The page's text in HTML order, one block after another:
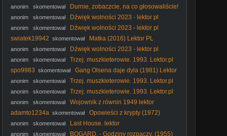
anonim skomentował
Durnie, zobaczcie, na co głosowaliście!
#Nawrocki #Batyr #protestanci #wybory2025 #polityka
anonim skomentował Dźwięk wolności 2023 - lektor pl
anonim skomentował
Dźwięk wolności 2023 - lektor pl
swiatek19942 skomentował Matka (2016) Lektor PL
anonim skomentował Dźwięk wolności 2023 - lektor pl
anonim skomentował
Trzej. muszkieterowie. 1993. Lektor.pl
spo9983 skomentował
Gang Olsena daje dyla (1981) Lektor
anonim skomentował Trzej. muszkieterowie. 1993. Lektor.pl
anonim skomentował Trzej. muszkieterowie. 1993. Lektor.pl
anonim skomentował
Wojownik z równin 1949 lektor
adamto1234a skomentował
Opowieści z krypty (1972)
Lektor PL
anonim skomentował Last House. lektor
anonim skomentował BOGARD. - Godziny rozpaczy. (1955)